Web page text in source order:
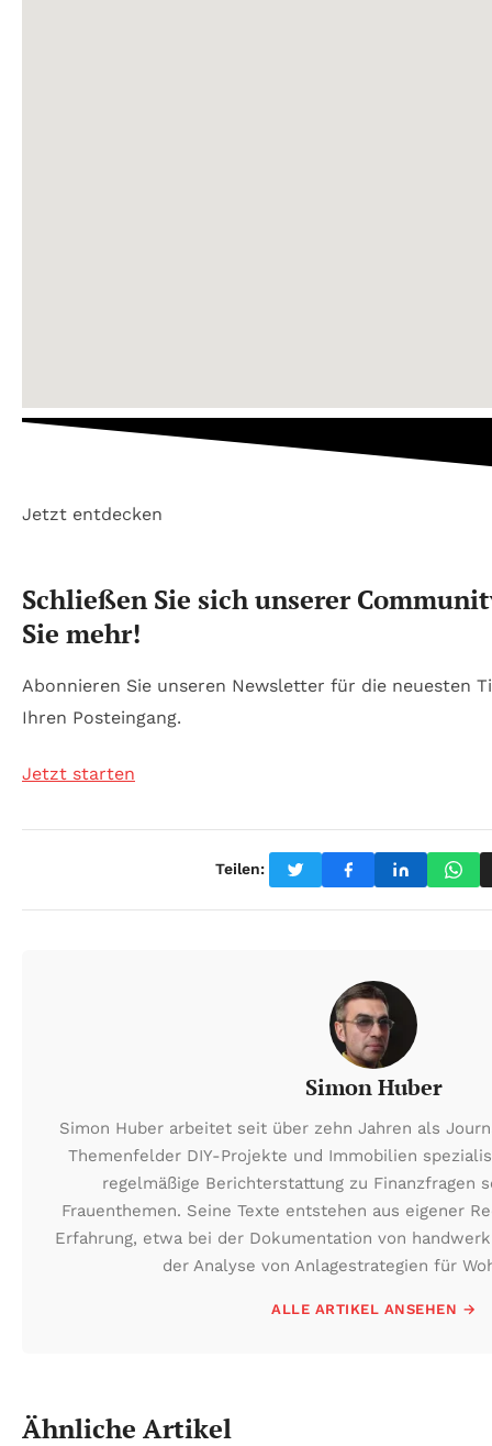
Jetzt entdecken
Schließen Sie sich unserer
Sie mehr!
Abonnieren Sie unseren Newsletter für die neuesten
Ihren Posteingang.
Jetzt starten
Teilen:
Simon Huber
Simon Huber arbeitet seit über zehn Jahren als
Themenfelder DIY-Projekte und Immobilien
regelmäßige Berichterstattung zu Finanzfragen
Frauenthemen. Seine Texte entstehen aus eigener
Erfahrung, etwa bei der Dokumentation von
der Analyse von Anlagestrategien für
ALLE ARTIKEL ANSEHEN →
Ähnliche Artikel